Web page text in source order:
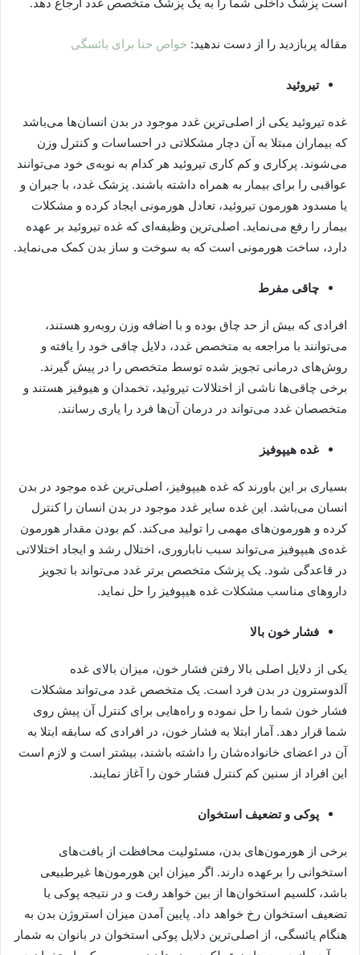
مقاله پربازدید را از دست ندهید: خواص حنا برای یائسگی
تیروئید
غده تیروئید یکی از اصلی‌ترین غدد موجود در بدن انسان‌ها می‌باشد
که بیماران مبتلا به آن دچار مشکلاتی در احساسات و کنترل وزن
می‌شوند. پرکاری و کم کاری تیروئید هر کدام به نوبه‌ی خود می‌توانند
عواقبی را برای بیمار به همراه داشته باشند. پزشک غدد، با جبران و
یا مسدود هورمون تیروئید، تعادل هورمونی ایجاد کرده و مشکلات
بیمار را رفع می‌نماید. اصلی‌ترین وظیفه‌ای که غده تیروئید بر عهده
دارد، ساخت هورمونی است که به سوخت و ساز بدن کمک می‌نماید.
چاقی مفرط
افرادی که بیش از حد چاق بوده و با اضافه وزن روبه‌رو هستند،
می‌توانند با مراجعه به متخصص غدد، دلایل چاقی خود را یافته و
روش‌های درمانی تجویز شده توسط متخصص را در پیش گیرند.
برخی چاقی‌ها ناشی از اختلالات تیروئید، تخمدان و هیوفیز هستند و
متخصصان غدد می‌تواند در درمان آن‌ها فرد را یاری رسانند.
غده هیپوفیز
بسیاری بر این باورند که غده هیپوفیز، اصلی‌ترین غده موجود در بدن
انسان می‌باشد. این غده سایر غدد موجود در بدن انسان را کنترل
کرده و هورمون‌های مهمی را تولید می‌کند. کم بودن مقدار هورمون
غده‌ی هیپوفیز می‌تواند سبب ناباروری، اختلال رشد و ایجاد اختلالاتی
در قاعدگی شود. یک پزشک متخصص برتر غدد می‌تواند با تجویز
دارو‌های مناسب مشکلات غده هیپوفیز را حل نماید.
فشار خون بالا
یکی از دلایل اصلی بالا رفتن فشار خون، میزان بالای غده
آلدوسترون در بدن فرد است. یک متخصص غدد می‌تواند مشکلات
فشار خون شما را حل نموده و راه‌هایی برای کنترل آن پیش روی
شما قرار دهد. آمار ابتلا به فشار خون، در افرادی که سابقه ابتلا به
آن در اعضای خانواده‌شان را داشته باشند، بیشتر است و لازم است
این افراد از سنین کم کنترل فشار خون را آغاز نمایند.
پوکی و تضعیف استخوان
برخی از هورمون‌های بدن، مسئولیت محافظت از بافت‌های
استخوانی را برعهده دارند. اگر میزان این هورمون‌ها غیرطبیعی
باشد، کلسیم استخوان‌ها از بین خواهد رفت و در نتیجه پوکی یا
تضعیف استخوان رخ خواهد داد. پایین آمدن میزان استروژن بدن به
هنگام یائسگی، از اصلی‌ترین دلایل پوکی استخوان در بانوان به شمار